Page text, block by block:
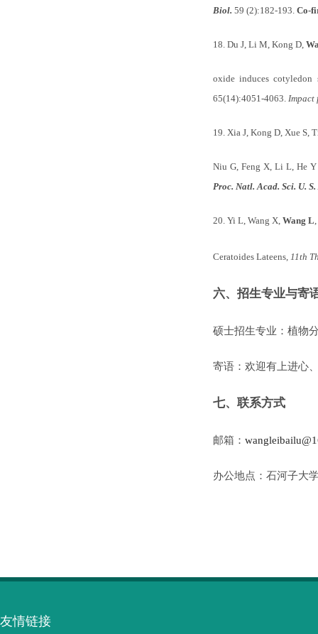
Biol. 59 (2):182-193. Co-
18. Du J, Li M, Kong D,
oxide induces cotyledon
65(14):4051-4063.
19. Xia J, Kong D, Xue S,
Niu G, Feng X, Li L, He
Proc. Natl. Acad. Sci. U. S.
20. Yi L, Wang X, Wang L
Ceratoides Lateens, 11th
六、招生专业与寄
硕士招生专业： 植物
寄语：欢迎有上进心
七、联系方式
邮箱：
办公地点：石河子大
友情链接